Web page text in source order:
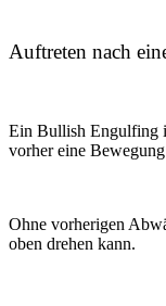
Auftreten nach
Ein Bullish Engulfing
vorher eine
Ohne vorherigen
oben drehen kann.